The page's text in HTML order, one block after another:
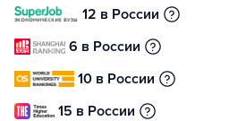
12 в России
6 в России
10 в России
15 в России